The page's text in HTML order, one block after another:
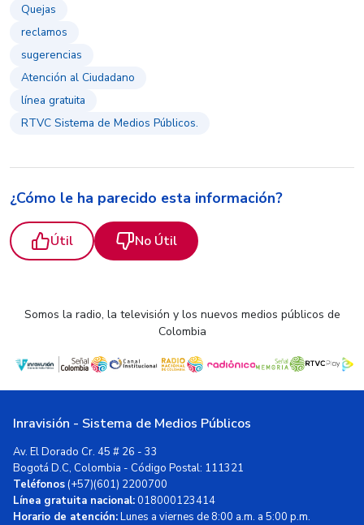
Quejas
reclamos
sugerencias
Atención al Ciudadano
línea gratuita
RTVC Sistema de Medios Públicos.
¿Cómo le ha parecido esta información?
Útil No Útil
Somos la radio, la televisión y los nuevos medios públicos de
Colombia
Inravisión - Sistema de Medios Públicos
Av. El Dorado Cr. 45 # 26 - 33
Bogotá D.C, Colombia - Código Postal: 111321
Teléfonos(+57)(601) 2200700
Línea gratuita nacional:018000123414
Horario de atención:Lunes a viernes de 8:00 a.m. a 5:00 p.m.